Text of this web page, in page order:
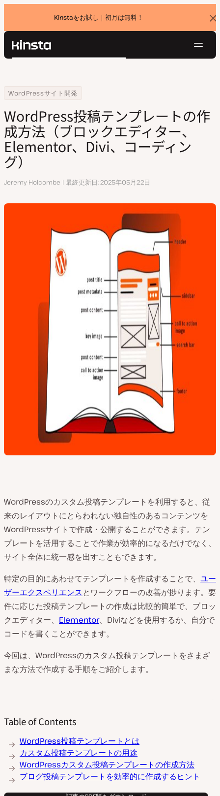
Kinstaをお試し｜初月は無料！
バ
ナ
Kinsta®
ョ
価格設定
お問い合わせ
検
Home
リソースセンター
WordPressサイト開発
WordPress投稿テンプレートの作成方法（ブロックエディター、
WordPress投稿テンプレートの作
成方法（ブロックエディター、
Elementor、Divi、コーディン
グ）
執
Jeremy Holcombe 最終更新日 2025年05月22日
WordPressのカスタム投稿テンプレートを利用すると、従
来のレイアウトにとらわれない独自性のあるコンテンツを
WordPressサイトで作成・公開することができます。テン
プレートを活用することで作業が効率的になるだけでなく、
サイト全体に統一感を出すこともできます。
特定の目的にあわせてテンプレートを作成することで、 ユー
ザーエクスペリエンスとワークフローの改善が捗ります。要
件に応じた投稿テンプレートの作成は比較的簡単で、ブロッ
クエディター、 Elementor、Diviなどを使用するか、自分で
コードを書くことができます。
今回は、WordPressのカスタム投稿テンプレートをさまざ
まな方法で作成する手順をご紹介します。
Table of Contents
WordPress投稿テンプレートとは
カスタム投稿テンプレートの用途
WordPressカスタム投稿テンプレートの作成方法
ブログ投稿テンプレートを効率的に作成するヒント